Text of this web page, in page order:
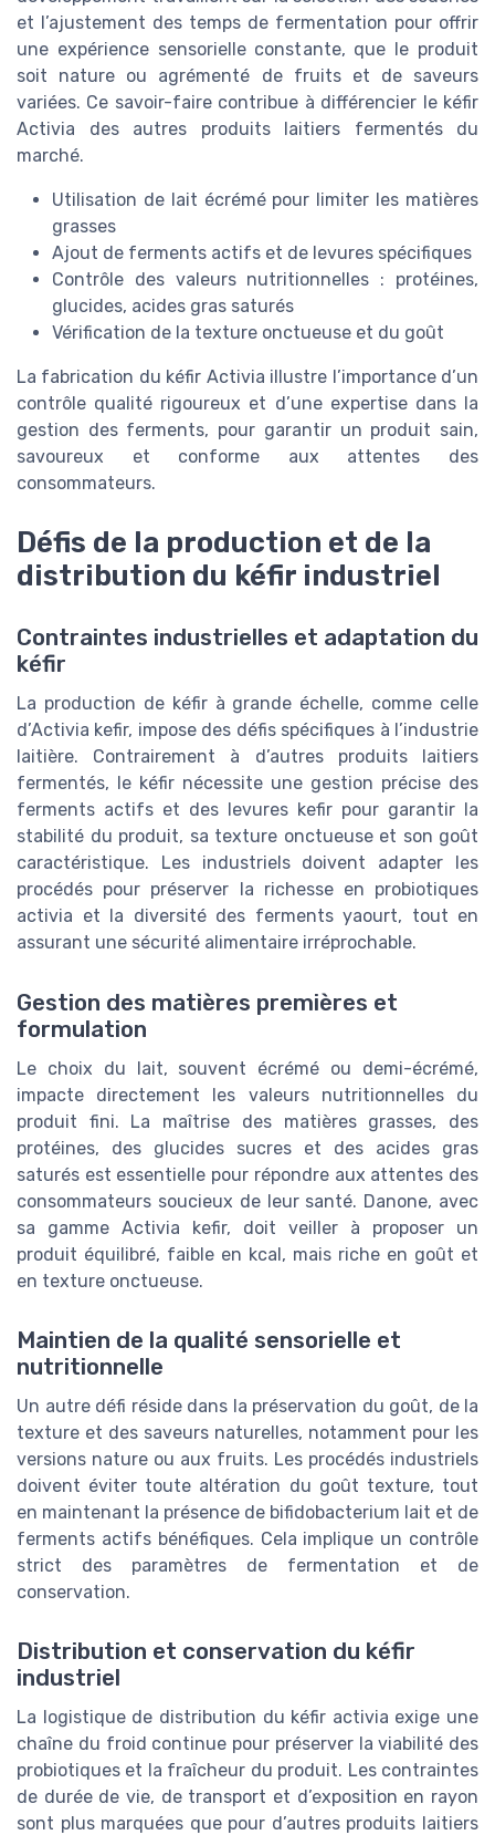
et l’ajustement des temps de fermentation pour offrir
une expérience sensorielle constante, que le produit
soit nature ou agrémenté de fruits et de saveurs
variées. Ce savoir-faire contribue à différencier le kéfir
Activia des autres produits laitiers fermentés du
marché.
Utilisation de lait écrémé pour limiter les matières
grasses
Ajout de ferments actifs et de levures spécifiques
Contrôle des valeurs nutritionnelles : protéines,
glucides, acides gras saturés
Vérification de la texture onctueuse et du goût
La fabrication du kéfir Activia illustre l’importance d’un
contrôle qualité rigoureux et d’une expertise dans la
gestion des ferments, pour garantir un produit sain,
savoureux et conforme aux attentes des
consommateurs.
Défis de la production et de la
distribution du kéfir industriel
Contraintes industrielles et adaptation du
kéfir
La production de kéfir à grande échelle, comme celle
d’Activia kefir, impose des défis spécifiques à l’industrie
laitière. Contrairement à d’autres produits laitiers
fermentés, le kéfir nécessite une gestion précise des
ferments actifs et des levures kefir pour garantir la
stabilité du produit, sa texture onctueuse et son goût
caractéristique. Les industriels doivent adapter les
procédés pour préserver la richesse en probiotiques
activia et la diversité des ferments yaourt, tout en
assurant une sécurité alimentaire irréprochable.
Gestion des matières premières et
formulation
Le choix du lait, souvent écrémé ou demi-écrémé,
impacte directement les valeurs nutritionnelles du
produit fini. La maîtrise des matières grasses, des
protéines, des glucides sucres et des acides gras
saturés est essentielle pour répondre aux attentes des
consommateurs soucieux de leur santé. Danone, avec
sa gamme Activia kefir, doit veiller à proposer un
produit équilibré, faible en kcal, mais riche en goût et
en texture onctueuse.
Maintien de la qualité sensorielle et
nutritionnelle
Un autre défi réside dans la préservation du goût, de la
texture et des saveurs naturelles, notamment pour les
versions nature ou aux fruits. Les procédés industriels
doivent éviter toute altération du goût texture, tout
en maintenant la présence de bifidobacterium lait et de
ferments actifs bénéfiques. Cela implique un contrôle
strict des paramètres de fermentation et de
conservation.
Distribution et conservation du kéfir
industriel
La logistique de distribution du kéfir activia exige une
chaîne du froid continue pour préserver la viabilité des
probiotiques et la fraîcheur du produit. Les contraintes
de durée de vie, de transport et d’exposition en rayon
sont plus marquées que pour d’autres produits laitiers